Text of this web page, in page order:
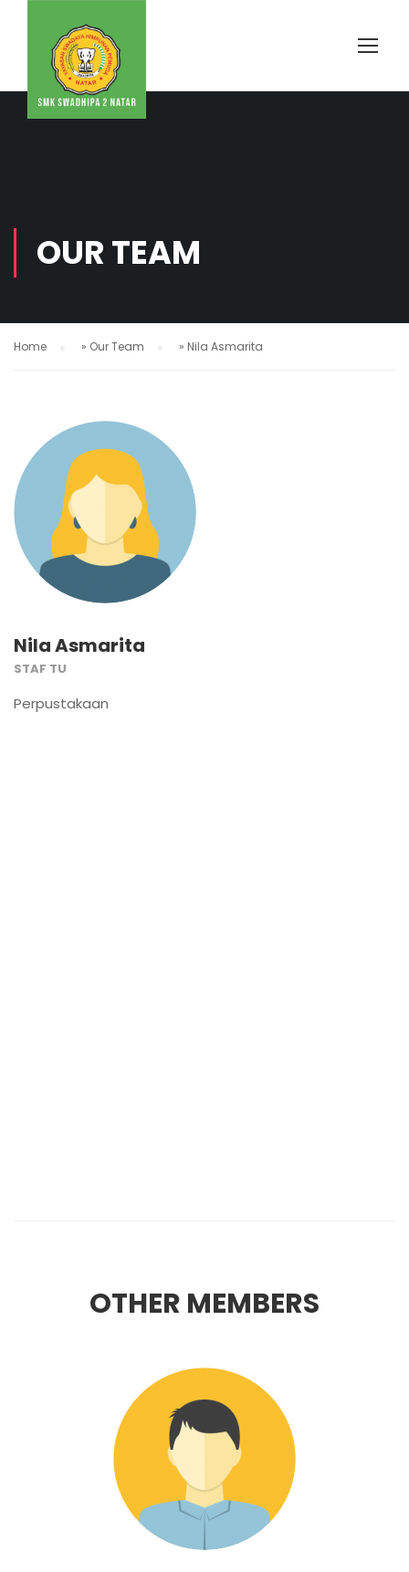
OUR TEAM
Home » Our Team » Nila Asmarita
Nila Asmarita
STAF TU
Perpustakaan
OTHER MEMBERS